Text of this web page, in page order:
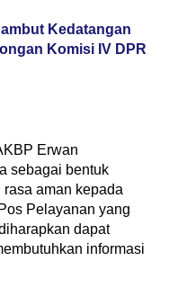
Kedatangan
Komisi IV DPR
Erwan
sebagai bentuk
aman kepada
Pelayanan yang
dapat
informasi